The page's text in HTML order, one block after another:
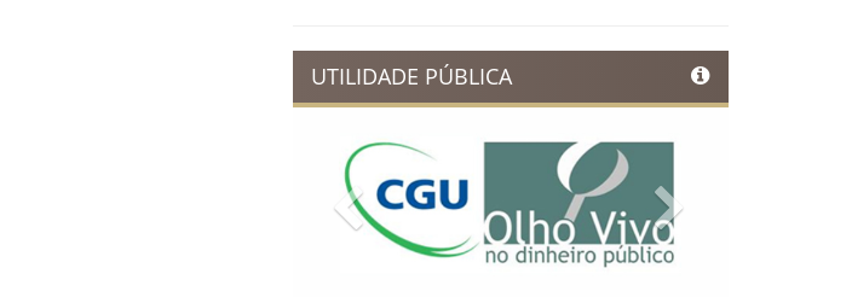
UTILIDADE PÚBLICA
Previous